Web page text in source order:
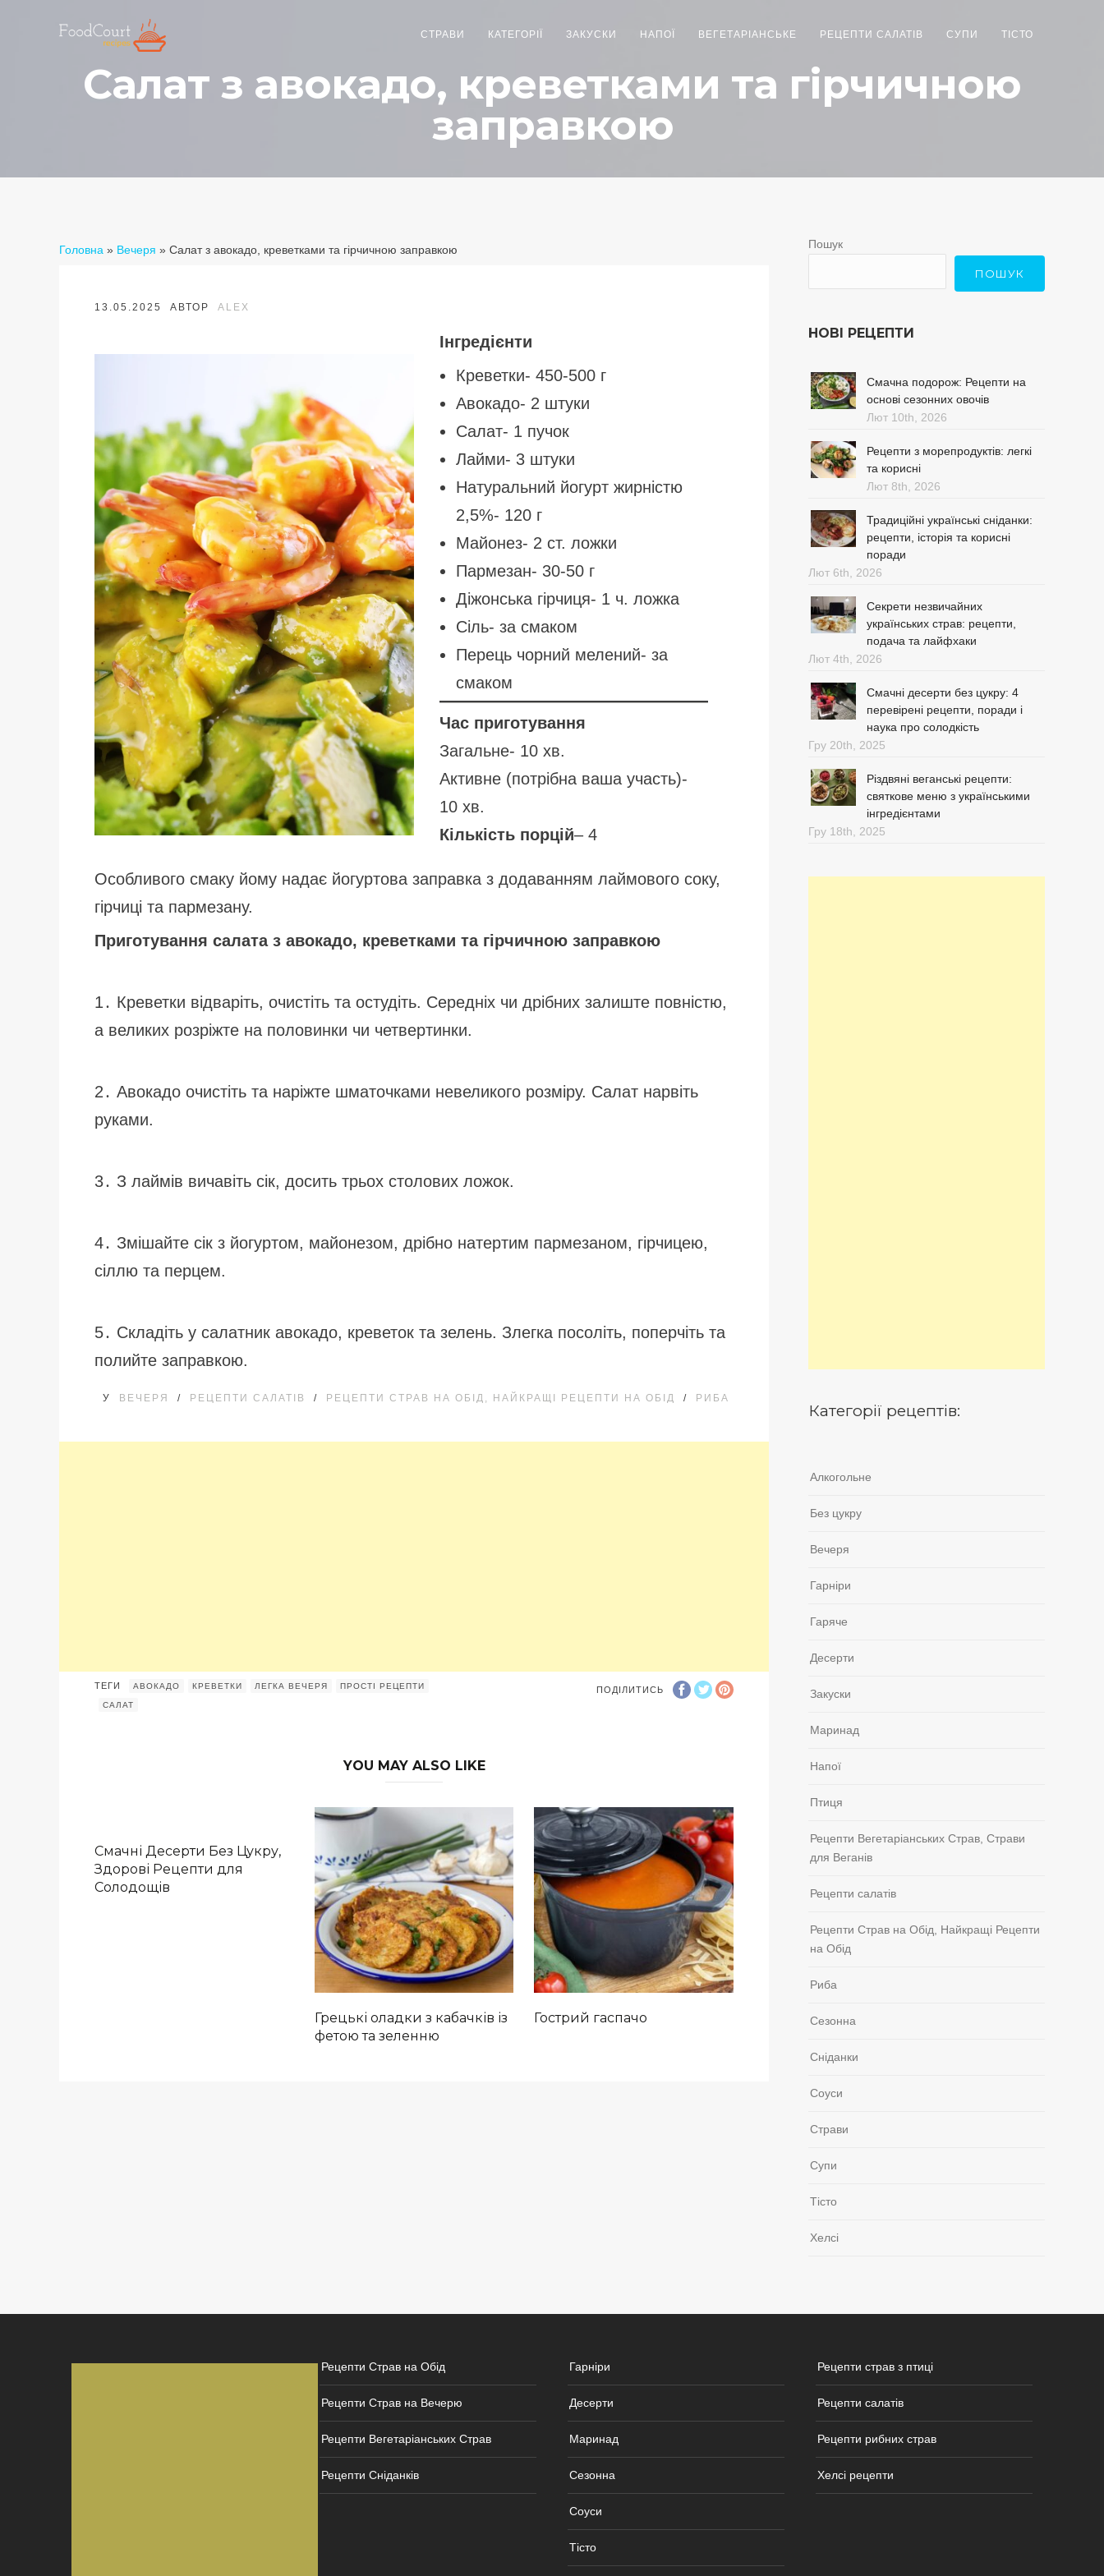
СТРАВИ КАТЕГОРІЇ ЗАКУСКИ НАПОЇ ВЕГЕТАРІАНСЬКЕ РЕЦЕПТИ САЛАТІВ СУПИ ТІСТО
Салат з авокадо, креветками та гірчичною
заправкою
Головна » Вечеря » Салат з авокадо, креветками та гірчичною заправкою
13.05.2025 АВТОР ALEX
Інгредієнти
Креветки- 450-500 г
Авокадо- 2 штуки
Салат- 1 пучок
Лайми- 3 штуки
Натуральний йогурт жирністю
2,5%- 120 г
Майонез- 2 ст. ложки
Пармезан- 30-50 г
Діжонська гірчиця- 1 ч. ложка
Сіль- за смаком
Перець чорний мелений- за
смаком
Час приготування
Загальне- 10 хв.
Активне (потрібна ваша участь)-
10 хв.
Кількість порцій– 4
Особливого смаку йому надає йогуртова заправка з додаванням лаймового соку,
гірчиці та пармезану.
Приготування салата з авокадо, креветками та гірчичною заправкою
1․ Креветки відваріть, очистіть та остудіть. Середніх чи дрібних залиште повністю,
а великих розріжте на половинки чи четвертинки.
2․ Авокадо очистіть та наріжте шматочками невеликого розміру. Салат нарвіть
руками.
3․ З лаймів вичавіть сік, досить трьох столових ложок.
4․ Змішайте сік з йогуртом, майонезом, дрібно натертим пармезаном, гірчицею,
сіллю та перцем.
5․ Складіть у салатник авокадо, креветок та зелень. Злегка посоліть, поперчіть та
полийте заправкою.
У ВЕЧЕРЯ / РЕЦЕПТИ САЛАТІВ / РЕЦЕПТИ СТРАВ НА ОБІД, НАЙКРАЩІ РЕЦЕПТИ НА ОБІД / РИБА
ПОДІЛИТИСЬ
ТЕГИ АВОКАДО КРЕВЕТКИ ЛЕГКА ВЕЧЕРЯ ПРОСТІ РЕЦЕПТИ
САЛАТ
YOU MAY ALSO LIKE
Смачні Десерти Без Цукру,
Здорові Рецепти для
Солодощів
Грецькі оладки з кабачків із
фетою та зеленню
Гострий гаспачо
Пошук
ПОШУК
НОВІ РЕЦЕПТИ
Смачна подорож: Рецепти на
основі сезонних овочів
Лют 10th, 2026
Рецепти з морепродуктів: легкі
та корисні
Лют 8th, 2026
Традиційні українські сніданки:
рецепти, історія та корисні
поради
Лют 6th, 2026
Секрети незвичайних
українських страв: рецепти,
подача та лайфхаки
Лют 4th, 2026
Смачні десерти без цукру: 4
перевірені рецепти, поради і
наука про солодкість
Гру 20th, 2025
Різдвяні веганські рецепти:
святкове меню з українськими
інгредієнтами
Гру 18th, 2025
Категорії рецептів:
Алкогольне
Без цукру
Вечеря
Гарніри
Гаряче
Десерти
Закуски
Маринад
Напої
Птиця
Рецепти Вегетаріанських Страв, Страви
для Веганів
Рецепти салатів
Рецепти Страв на Обід, Найкращі Рецепти
на Обід
Риба
Сезонна
Сніданки
Соуси
Страви
Супи
Тісто
Хелсі
Рецепти Страв на Обід
Рецепти Страв на Вечерю
Рецепти Вегетаріанських Страв
Рецепти Сніданків
Гарніри
Десерти
Маринад
Сезонна
Соуси
Тісто
Рецепти страв з птиці
Рецепти салатів
Рецепти рибних страв
Хелсі рецепти